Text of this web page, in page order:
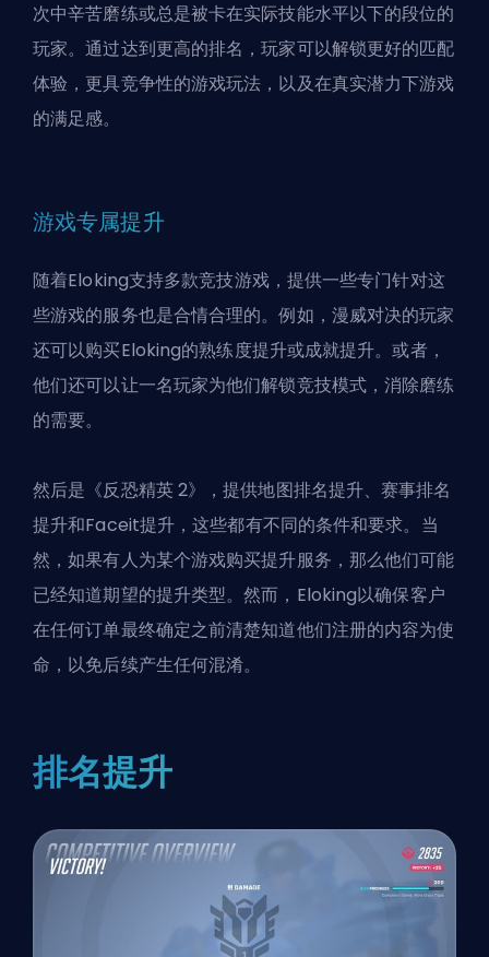
次中辛苦磨练或总是被卡在实际技能水平以下的段位的
玩家。通过达到更高的排名，玩家可以解锁更好的匹配
体验，更具竞争性的游戏玩法，以及在真实潜力下游戏
的满足感。
游戏专属提升
随着Eloking支持多款竞技游戏，提供一些专门针对这
些游戏的服务也是合情合理的。例如，漫威对决的玩家
还可以购买Eloking的熟练度提升或成就提升。或者，
他们还可以让一名玩家为他们解锁竞技模式，消除磨练
的需要。
然后是《反恐精英 2》，提供地图排名提升、赛事排名
提升和Faceit提升，这些都有不同的条件和要求。当
然，如果有人为某个游戏购买提升服务，那么他们可能
已经知道期望的提升类型。然而，Eloking以确保客户
在任何订单最终确定之前清楚知道他们注册的内容为使
命，以免后续产生任何混淆。
排名提升